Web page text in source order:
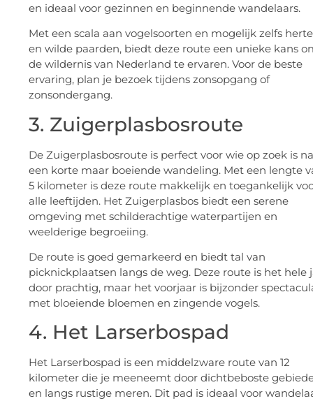
en ideaal voor gezinnen en beginnende wandelaars.
Met een scala aan vogelsoorten en mogelijk zelfs
en wilde paarden, biedt deze route een unieke kans
de wildernis van Nederland te ervaren. Voor de beste
ervaring, plan je bezoek tijdens zonsopgang of
zonsondergang.
3. Zuigerplasbosroute
De Zuigerplasbosroute is perfect voor wie op zoek is
een korte maar boeiende wandeling. Met een lengte
5 kilometer is deze route makkelijk en toegankelijk
alle leeftijden. Het Zuigerplasbos biedt een serene
omgeving met schilderachtige waterpartijen en
weelderige begroeiing.
De route is goed gemarkeerd en biedt tal van
picknickplaatsen langs de weg. Deze route is het hele
door prachtig, maar het voorjaar is bijzonder
met bloeiende bloemen en zingende vogels.
4. Het Larserbospad
Het Larserbospad is een middelzware route van 12
kilometer die je meeneemt door dichtbeboste
en langs rustige meren. Dit pad is ideaal voor